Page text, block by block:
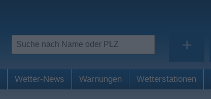
+
Wetter-News Warnungen Wetterstationen